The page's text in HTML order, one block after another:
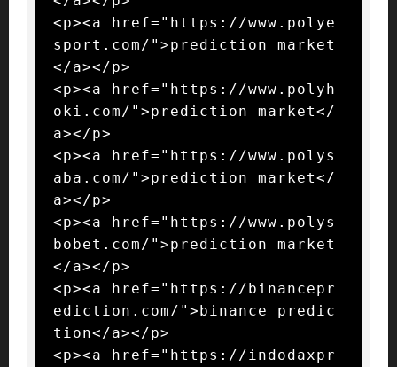
<p><a href="https://www.polye
sport.com/">prediction market
</a></p>
<p><a href="https://www.polyh
oki.com/">prediction market</
a></p>
<p><a href="https://www.polys
aba.com/">prediction market</
a></p>
<p><a href="https://www.polys
bobet.com/">prediction market
</a></p>
<p><a href="https://binancepr
ediction.com/">binance predic
tion</a></p>
<p><a href="https://indodaxpr